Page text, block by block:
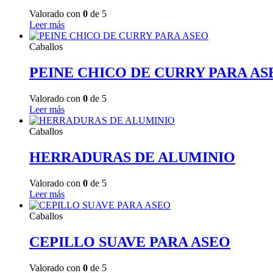
Valorado con 0 de 5
Leer más
Caballos
PEINE CHICO DE CURRY PARA
Valorado con 0 de 5
Leer más
Caballos
HERRADURAS DE ALUMINIO
Valorado con 0 de 5
Leer más
Caballos
CEPILLO SUAVE PARA ASEO
Valorado con 0 de 5